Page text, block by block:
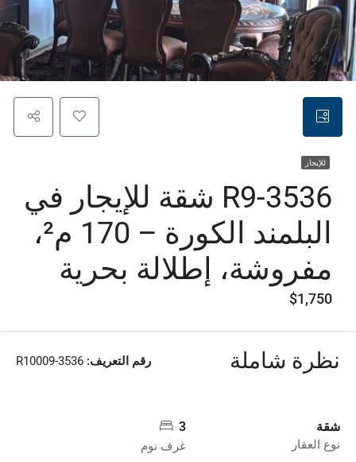
للإيجار
R9-3536 شقة للإيجار في
البلمند الكورة – 170 م²،
مفروشة، إطلالة بحرية
$1,750
نظرة شاملة رقم التعريف:
شقة
نوع العقار
3
غرف نوم